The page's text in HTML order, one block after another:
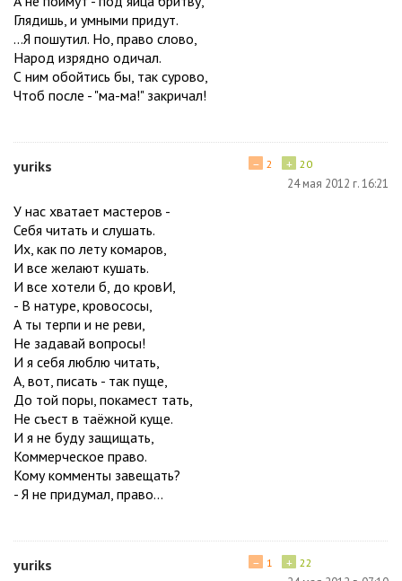
Глядишь, и умными придут.
...Я пошутил. Но, право слово,
Народ изрядно одичал.
С ним обойтись бы, так сурово,
Чтоб после - "ма-ма!" закричал!
yuriks + 20
− 2
24 мая 2012 г. 16:21
У нас хватает мастеров -
Себя читать и слушать.
Их, как по лету комаров,
И все желают кушать.
И все хотели б, до кровИ,
- В натуре, кровососы,
А ты терпи и не реви,
Не задавай вопросы!
И я себя люблю читать,
А, вот, писать - так пуще,
До той поры, покамест тать,
Не съест в таёжной куще.
И я не буду защищать,
Коммерческое право.
Кому комменты завещать?
- Я не придумал, право...
yuriks + 22
− 1